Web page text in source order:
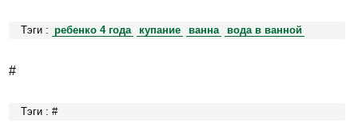
Тэги : ребенко 4 года купание ванна вода в ванной
#
Тэги : #